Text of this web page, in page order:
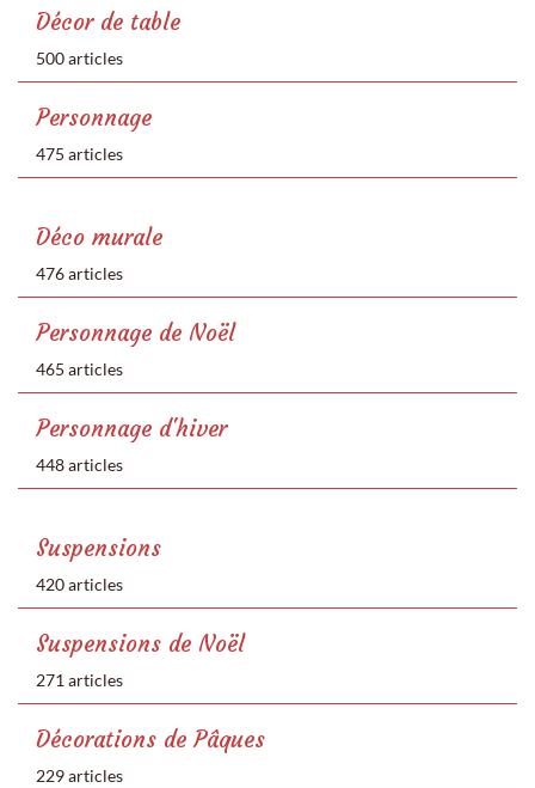
Décor de table
500 articles
Personnage
475 articles
Déco murale
476 articles
Personnage de Noël
465 articles
Personnage d'hiver
448 articles
Suspensions
420 articles
Suspensions de Noël
271 articles
Décorations de Pâques
229 articles